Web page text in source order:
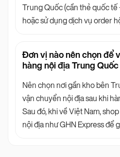
Trung Quốc (cần thẻ quốc tế
hoặc sử dụng dịch vụ order
Đơn vị nào nên chọn để
hàng nội địa Trung
Nên chọn nơi gần kho bên
vận chuyển nội địa sau khi
Sau đó, khi về Việt Nam,
nội địa như GHN Express để